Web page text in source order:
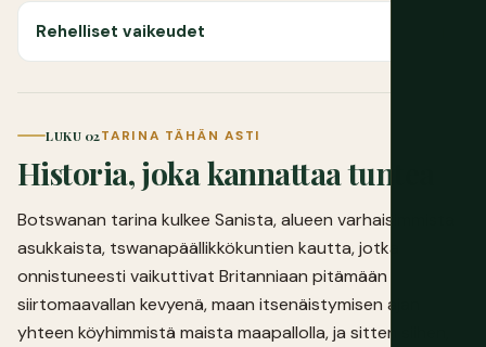
Rehelliset vaikeudet
LUKU 02TARINA TÄHÄN ASTI
Historia, joka kannattaa tuntea
Botswanan tarina kulkee Sanista, alueen varhaisimmista
asukkaista, tswanapäällikkökuntien kautta, jotka
onnistuneesti vaikuttivat Britanniaan pitämään
siirtomaavallan kevyenä, maan itsenäistymisen ajan
yhteen köyhimmistä maista maapallolla, ja sitten siihen,